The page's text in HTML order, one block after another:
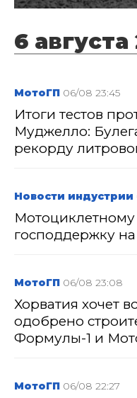
6 августа
МотоГП 06/08 23:45
Итоги тестов
Муджелло:
рекорду
Новости индустрии
господдержку
МотоГП 06/08 23:08
Хорватия хочет
одобрено
Формулы-1 и
МотоГП 06/08 22:27